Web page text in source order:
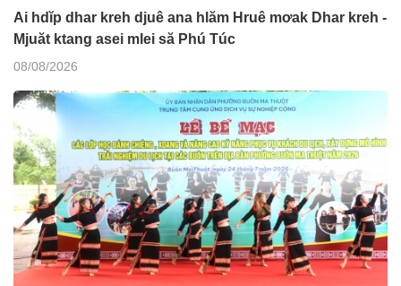
Ai hdĭp dhar kreh djuê ana hlăm Hruê mơak Dhar kreh -
Mjuăt ktang asei mlei să Phú Túc
08/08/2026